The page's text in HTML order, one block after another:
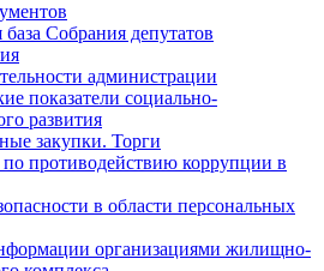
Собрания депутатов
администрации
показатели социально-
развития
закупки. Торги
противодействию коррупции в
в области персональных
организациями жилищно-